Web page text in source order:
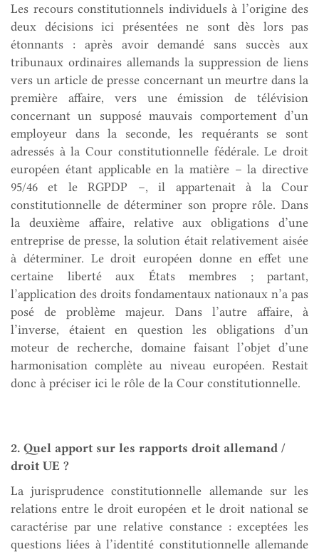
Les recours constitutionnels individuels à l’origine des
deux décisions ici présentées ne sont dès lors pas
étonnants : après avoir demandé sans succès aux
tribunaux ordinaires allemands la suppression de liens
vers un article de presse concernant un meurtre dans la
première affaire, vers une émission de télévision
concernant un supposé mauvais comportement d’un
employeur dans la seconde, les requérants se sont
adressés à la Cour constitutionnelle fédérale. Le droit
européen étant applicable en la matière – la directive
95/46 et le RGPDP –, il appartenait à la Cour
constitutionnelle de déterminer son propre rôle. Dans
la deuxième affaire, relative aux obligations d’une
entreprise de presse, la solution était relativement aisée
à déterminer. Le droit européen donne en effet une
certaine liberté aux États membres ; partant,
l’application des droits fondamentaux nationaux n’a pas
posé de problème majeur. Dans l’autre affaire, à
l’inverse, étaient en question les obligations d’un
moteur de recherche, domaine faisant l’objet d’une
harmonisation complète au niveau européen. Restait
donc à préciser ici le rôle de la Cour constitutionnelle.
2. Quel apport sur les rapports droit allemand /
droit UE ?
La jurisprudence constitutionnelle allemande sur les
relations entre le droit européen et le droit national se
caractérise par une relative constance : exceptées les
questions liées à l’identité constitutionnelle allemande